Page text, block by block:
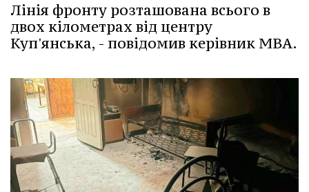
Лінія фронту розташована всього в
двох кілометрах від центру
Куп'янська, - повідомив керівник МВА.